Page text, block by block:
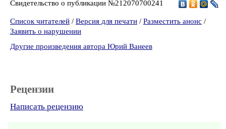
Свидетельство о публикации №212070700241
Список читателей / Версия для печати / Разместить анонс /
Заявить о нарушении
Другие произведения автора Юрий Ванеев
Рецензии
Написать рецензию